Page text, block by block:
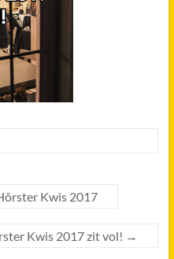
Kwis 2017
Kwis 2017 zit vol! →